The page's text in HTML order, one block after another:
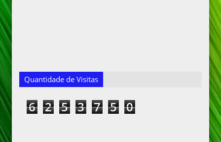
Quantidade de Visitas
6 2 5 3 7 5 0